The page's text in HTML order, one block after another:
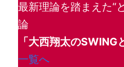
最新理論を踏まえた“
論
「大西翔太のSWING
一覧へ